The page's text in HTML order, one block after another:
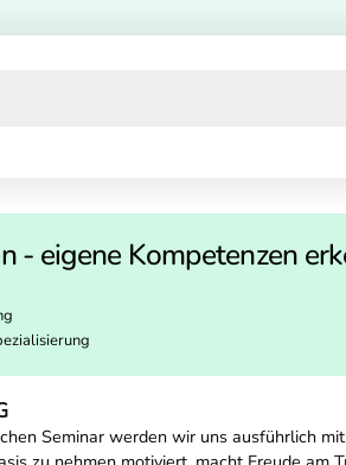
- eigene Kompetenzen
Seminar werden wir uns ausführlich